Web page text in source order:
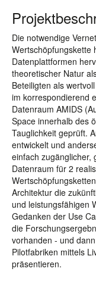
Die notwendige
Wertschöpfungskette
Datenplattformen
theoretischer Natur
Beteiligten als
im korrespondierend
Datenraum AMIDS
Space innerhalb des
Tauglichkeit geprüft.
entwickelt und
einfach zugänglicher,
Datenraum für 2
Architektur die
und leistungsfähigen
Gedanken der Use
die
vorhanden - und
Pilotfabriken mittels
präsentieren.